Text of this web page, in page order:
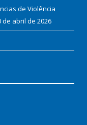
de Violência
de abril de 2026